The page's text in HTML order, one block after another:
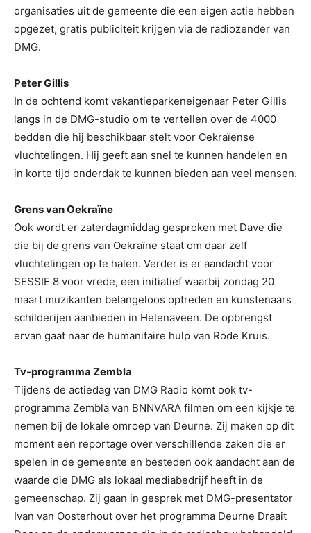
organisaties uit de gemeente die een eigen actie hebben
opgezet, gratis publiciteit krijgen via de radiozender van
DMG.
Peter Gillis
In de ochtend komt vakantieparkeneigenaar Peter Gillis
langs in de DMG-studio om te vertellen over de 4000
bedden die hij beschikbaar stelt voor Oekraïense
vluchtelingen. Hij geeft aan snel te kunnen handelen en
in korte tijd onderdak te kunnen bieden aan veel mensen.
Grens van Oekraïne
Ook wordt er zaterdagmiddag gesproken met Dave die
die bij de grens van Oekraïne staat om daar zelf
vluchtelingen op te halen. Verder is er aandacht voor
SESSIE 8 voor vrede, een initiatief waarbij zondag 20
maart muzikanten belangeloos optreden en kunstenaars
schilderijen aanbieden in Helenaveen. De opbrengst
ervan gaat naar de humanitaire hulp van Rode Kruis.
Tv-programma Zembla
Tijdens de actiedag van DMG Radio komt ook tv-
programma Zembla van BNNVARA filmen om een kijkje te
nemen bij de lokale omroep van Deurne. Zij maken op dit
moment een reportage over verschillende zaken die er
spelen in de gemeente en besteden ook aandacht aan de
waarde die DMG als lokaal mediabedrijf heeft in de
gemeenschap. Zij gaan in gesprek met DMG-presentator
Ivan van Oosterhout over het programma Deurne Draait